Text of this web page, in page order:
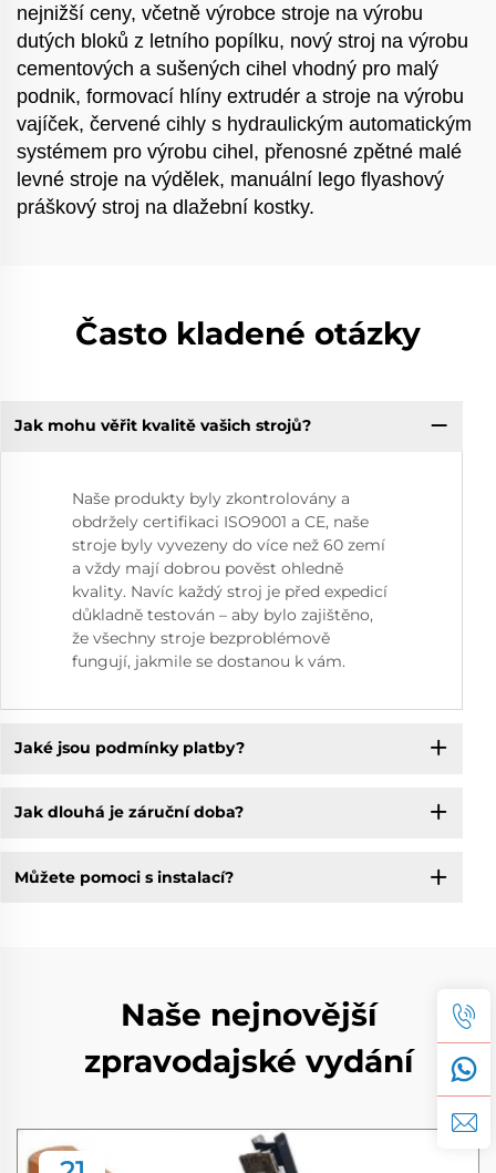
nejnižší ceny, včetně výrobce stroje na výrobu
dutých bloků z letního popílku, nový stroj na výrobu
cementových a sušených cihel vhodný pro malý
podnik, formovací hlíny extrudér a stroje na výrobu
vajíček, červené cihly s hydraulickým automatickým
systémem pro výrobu cihel, přenosné zpětné malé
levné stroje na výdělek, manuální lego flyashový
práškový stroj na dlažební kostky.
Často kladené otázky
Jak mohu věřit kvalitě vašich strojů?
Naše produkty byly zkontrolovány a
obdržely certifikaci ISO9001 a CE, naše
stroje byly vyvezeny do více než 60 zemí
a vždy mají dobrou pověst ohledně
kvality. Navíc každý stroj je před expedicí
důkladně testován – aby bylo zajištěno,
že všechny stroje bezproblémově
fungují, jakmile se dostanou k vám.
Jaké jsou podmínky platby?
Jak dlouhá je záruční doba?
Můžete pomoci s instalací?
Naše nejnovější
zpravodajské vydání